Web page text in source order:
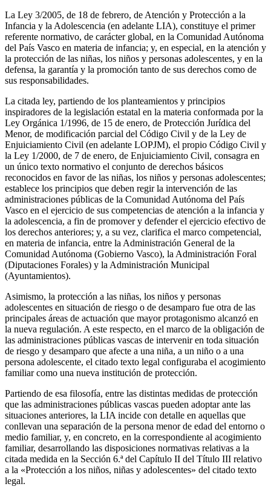
La Ley 3/2005, de 18 de febrero, de Atención y Protección a la
Infancia y la Adolescencia (en adelante LIA), constituye el primer
referente normativo, de carácter global, en la Comunidad Autónoma
del País Vasco en materia de infancia; y, en especial, en la atención y
la protección de las niñas, los niños y personas adolescentes, y en la
defensa, la garantía y la promoción tanto de sus derechos como de
sus responsabilidades.
La citada ley, partiendo de los planteamientos y principios
inspiradores de la legislación estatal en la materia conformada por la
Ley Orgánica 1/1996, de 15 de enero, de Protección Jurídica del
Menor, de modificación parcial del Código Civil y de la Ley de
Enjuiciamiento Civil (en adelante LOPJM), el propio Código Civil y
la Ley 1/2000, de 7 de enero, de Enjuiciamiento Civil, consagra en
un único texto normativo el conjunto de derechos básicos
reconocidos en favor de las niñas, los niños y personas adolescentes;
establece los principios que deben regir la intervención de las
administraciones públicas de la Comunidad Autónoma del País
Vasco en el ejercicio de sus competencias de atención a la infancia y
la adolescencia, a fin de promover y defender el ejercicio efectivo de
los derechos anteriores; y, a su vez, clarifica el marco competencial,
en materia de infancia, entre la Administración General de la
Comunidad Autónoma (Gobierno Vasco), la Administración Foral
(Diputaciones Forales) y la Administración Municipal
(Ayuntamientos).
Asimismo, la protección a las niñas, los niños y personas
adolescentes en situación de riesgo o de desamparo fue otra de las
principales áreas de actuación que mayor protagonismo alcanzó en
la nueva regulación. A este respecto, en el marco de la obligación de
las administraciones públicas vascas de intervenir en toda situación
de riesgo y desamparo que afecte a una niña, a un niño o a una
persona adolescente, el citado texto legal configuraba el acogimiento
familiar como una nueva institución de protección.
Partiendo de esa filosofía, entre las distintas medidas de protección
que las administraciones públicas vascas pueden adoptar ante las
situaciones anteriores, la LIA incide con detalle en aquellas que
conllevan una separación de la persona menor de edad del entorno o
medio familiar, y, en concreto, en la correspondiente al acogimiento
familiar, desarrollando las disposiciones normativas relativas a la
citada medida en la Sección 6.ª del Capítulo II del Título III relativo
a la «Protección a los niños, niñas y adolescentes» del citado texto
legal.